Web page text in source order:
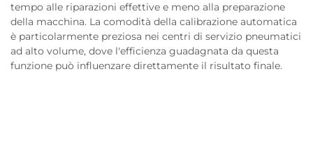
tempo alle riparazioni effettive e meno alla preparazione
della macchina. La comodità della calibrazione automatica
è particolarmente preziosa nei centri di servizio pneumatici
ad alto volume, dove l'efficienza guadagnata da questa
funzione può influenzare direttamente il risultato finale.